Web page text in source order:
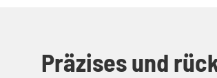
Präzises und